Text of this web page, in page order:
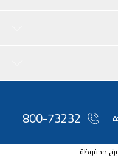
800-73232